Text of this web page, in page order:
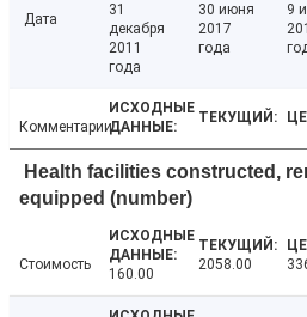
Дата
31
декабря
2011
года
30 июня
2017
года
9
Комментарии
Health facilities constructed,
equipped (number)
Стоимость
160.00
2058.00